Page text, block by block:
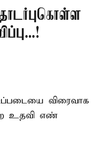
விரைவாக
உதவி எண்